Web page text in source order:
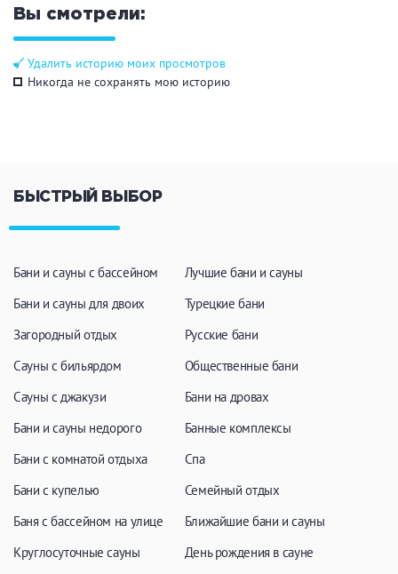
Вы смотрели:
Удалить историю моих просмотров
Никогда не сохранять мою историю
БЫСТРЫЙ ВЫБОР
Бани и сауны с бассейном
Бани и сауны для двоих
Загородный отдых
Сауны с бильярдом
Сауны с джакузи
Бани и сауны недорого
Бани с комнатой отдыха
Бани с купелью
Баня с бассейном на улице
Круглосуточные сауны
Лучшие бани и сауны
Турецкие бани
Русские бани
Общественные бани
Бани на дровах
Банные комплексы
Спа
Семейный отдых
Ближайшие бани и сауны
День рождения в сауне